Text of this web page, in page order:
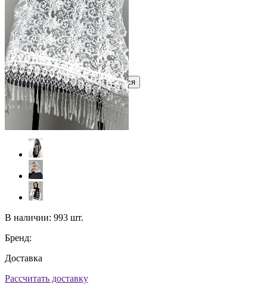
В розницу
Узнать оптовую цену сейчас
Войти Зарегистрироваться
Оптом
В наличии: 993 шт.
Бренд:
Доставка
Рассчитать доставку